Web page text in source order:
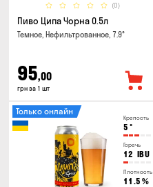
(0)
Пиво Ципа Чорна 0.5л
Темное, Нефильтрованное, 7.9°
95,00
грн за 1 шт
Крепость
5 °
Горечь
12 IBU
Плотность
11.5 %
Только онлайн